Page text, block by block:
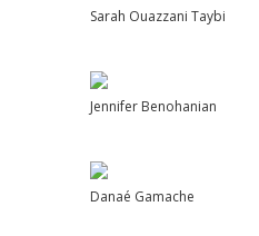
Sarah Ouazzani Taybi
Jennifer Benohanian
Danaé Gamache